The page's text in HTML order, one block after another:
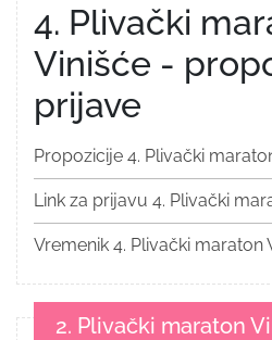
4. Plivački
Vinišće -
prijave
Propozicije 4. Plivački
Link za prijavu 4. Plivački
Vremenik 4. Plivački maraton
2. Plivački maraton